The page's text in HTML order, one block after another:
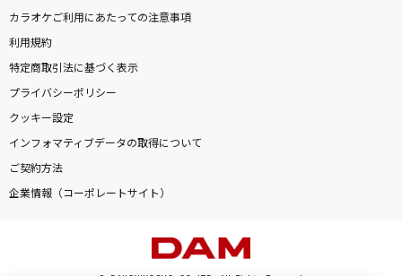
カラオケご利用にあたっての注意事項
利用規約
特定商取引法に基づく表示
プライバシーポリシー
クッキー設定
インフォマティブデータの取得について
ご契約方法
企業情報（コーポレートサイト）